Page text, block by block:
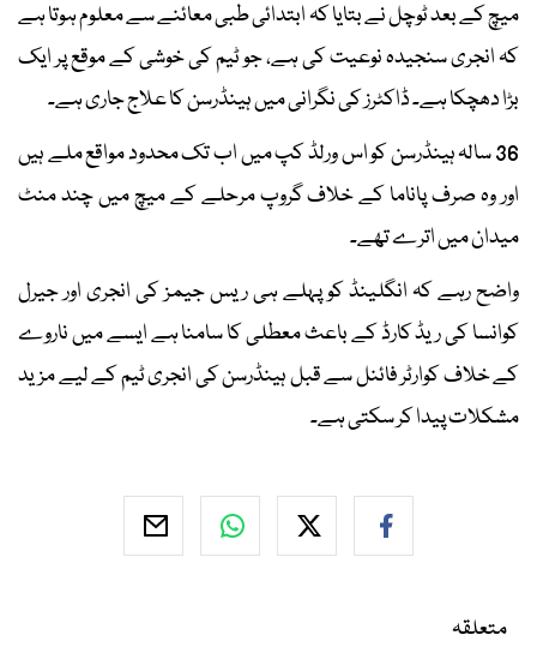
میچ کے بعد ٹوچل نے بتایا کہ ابتدائی طبی معائنے سے معلوم ہوتا ہے
کہ انجری سنجیدہ نوعیت کی ہے، جو ٹیم کی خوشی کے موقع پر ایک
بڑا دھچکا ہے۔ ڈاکٹرز کی نگرانی میں ہینڈرسن کا علاج جاری ہے۔
36 سالہ ہینڈرسن کو اس ورلڈ کپ میں اب تک محدود مواقع ملے ہیں
اور وہ صرف پاناما کے خلاف گروپ مرحلے کے میچ میں چند منٹ
میدان میں اترے تھے۔
واضح رہے کہ انگلینڈ کو پہلے ہی ریس جیمز کی انجری اور جیرل
کوانسا کی ریڈ کارڈ کے باعث معطلی کا سامنا ہے ایسے میں ناروے
کے خلاف کوارٹر فائنل سے قبل ہینڈرسن کی انجری ٹیم کے لیے مزید
مشکلات پیدا کر سکتی ہے۔
متعلقہ